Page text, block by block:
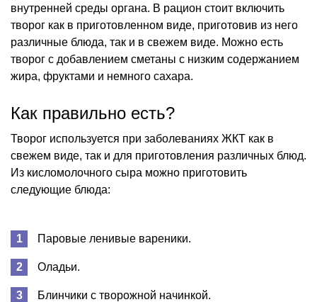
внутренней среды органа. В рацион стоит включить
творог как в приготовленном виде, приготовив из него
различные блюда, так и в свежем виде. Можно есть
творог с добавлением сметаны с низким содержанием
жира, фруктами и немного сахара.
Как правильно есть?
Творог используется при заболеваниях ЖКТ как в
свежем виде, так и для приготовления различных блюд.
Из кисломолочного сыра можно приготовить
следующие блюда:
Паровые ленивые вареники.
Оладьи.
Блинчики с творожной начинкой.